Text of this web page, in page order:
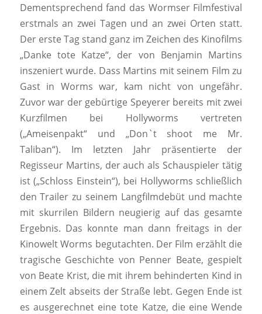
Dementsprechend fand das Wormser Filmfestival
erstmals an zwei Tagen und an zwei Orten statt.
Der erste Tag stand ganz im Zeichen des Kinofilms
„Danke tote Katze“, der von Benjamin Martins
inszeniert wurde. Dass Martins mit seinem Film zu
Gast in Worms war, kam nicht von ungefähr.
Zuvor war der gebürtige Speyerer bereits mit zwei
Kurzfilmen bei Hollyworms vertreten
(„Ameisenpakt“ und „Don`t shoot me Mr.
Taliban“). Im letzten Jahr präsentierte der
Regisseur Martins, der auch als Schauspieler tätig
ist („Schloss Einstein“), bei Hollyworms schließlich
den Trailer zu seinem Langfilmdebüt und machte
mit skurrilen Bildern neugierig auf das gesamte
Ergebnis. Das konnte man dann freitags in der
Kinowelt Worms begutachten. Der Film erzählt die
tragische Geschichte von Penner Beate, gespielt
von Beate Krist, die mit ihrem behinderten Kind in
einem Zelt abseits der Straße lebt. Gegen Ende ist
es ausgerechnet eine tote Katze, die eine Wende